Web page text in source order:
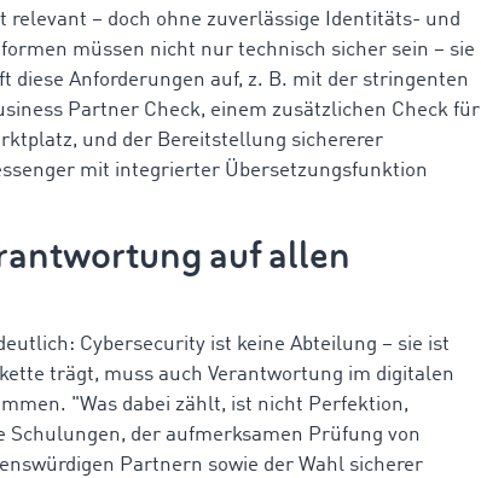
– doch ohne zuverlässige Identitäts- und
müssen nicht nur technisch sicher sein – sie
diese Anforderungen auf, z. B. mit der stringenten
Partner Check, einem zusätzlichen Check für
und der Bereitstellung sichererer
mit integrierter Übersetzungsfunktion
auf allen
Cybersecurity ist keine Abteilung – sie ist
trägt, muss auch Verantwortung im digitalen
"Was dabei zählt, ist nicht Perfektion,
Schulungen, der aufmerksamen Prüfung von
Partnern sowie der Wahl sicherer